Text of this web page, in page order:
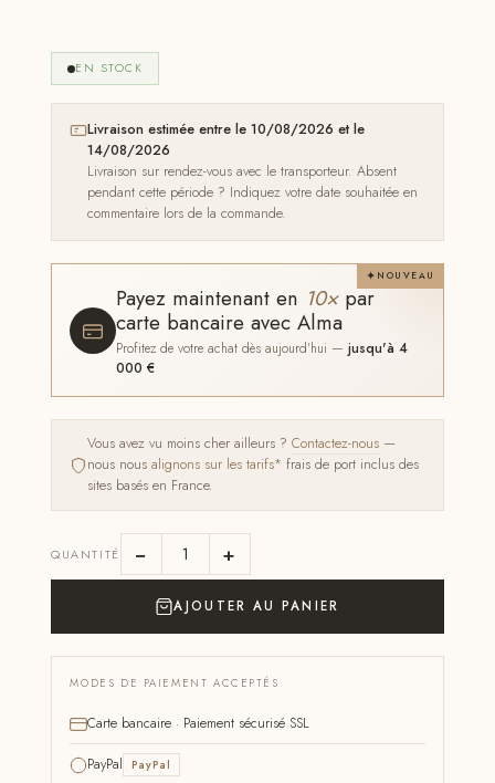
EN STOCK
Livraison estimée entre le 10/08/2026 et le
14/08/2026
Livraison sur rendez-vous avec le transporteur. Absent
pendant cette période ? Indiquez votre date souhaitée en
commentaire lors de la commande.
NOUVEAU
Payez maintenant en 10×par
carte bancaire avec Alma
Profitez de votre achat dès aujourd'hui —jusqu'à 4
000 €
Vous avez vu moins cher ailleurs ?Contactez-nous —
nous nousalignons sur les tarifs* frais de port inclus des
sites basés en France.
QUANTITÉ − +
AJOUTER AU PANIER
MODES DE PAIEMENT ACCEPTÉS
Carte bancaire · Paiement sécurisé SSL
PayPal PayPal